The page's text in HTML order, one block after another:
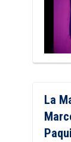
La